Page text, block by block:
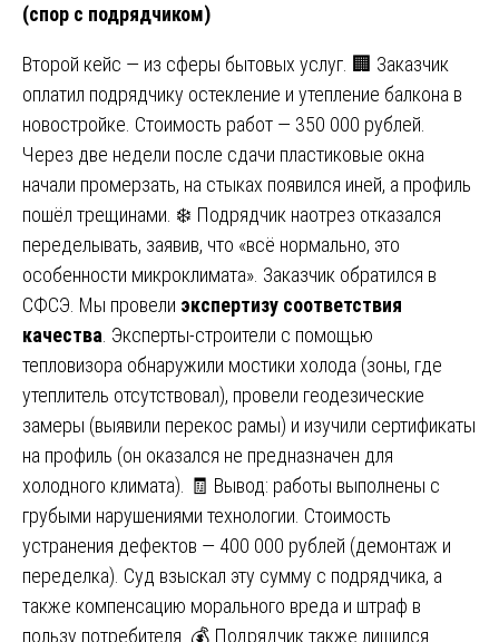
(спор с подрядчиком)
Второй кейс — из сферы бытовых услуг. 🏢 Заказчик
оплатил подрядчику остекление и утепление балкона в
новостройке. Стоимость работ — 350 000 рублей.
Через две недели после сдачи пластиковые окна
начали промерзать, на стыках появился иней, а профиль
пошёл трещинами. ❄️ Подрядчик наотрез отказался
переделывать, заявив, что «всё нормально, это
особенности микроклимата». Заказчик обратился в
СФСЭ. Мы провели экспертизу соответствия
качества . Эксперты-строители с помощью
тепловизора обнаружили мостики холода (зоны, где
утеплитель отсутствовал), провели геодезические
замеры (выявили перекос рамы) и изучили сертификаты
на профиль (он оказался не предназначен для
холодного климата). 🧾 Вывод: работы выполнены с
грубыми нарушениями технологии. Стоимость
устранения дефектов — 400 000 рублей (демонтаж и
переделка). Суд взыскал эту сумму с подрядчика, а
также компенсацию морального вреда и штраф в
пользу потребителя. 💰 Подрядчик также лишился